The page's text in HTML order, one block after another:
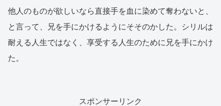
他人のものが欲しいなら直接手を血に染めて奪わないと、
と言って、兄を手にかけるようにそそのかした。シリルは
耐える人生ではなく、享受する人生のために兄を手にかけ
た。
スポンサーリンク